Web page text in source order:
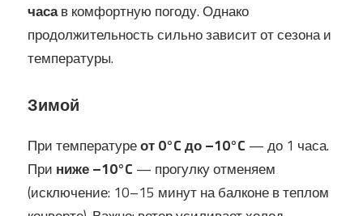
часав комфортную погоду. Однако
продолжительность сильно зависит от сезона и
температуры.
Зимой
При температуреот 0°C до –10°C — до 1 часа.
При ниже –10°C — прогулку отменяем
(исключение: 10–15 минут на балконе в теплом